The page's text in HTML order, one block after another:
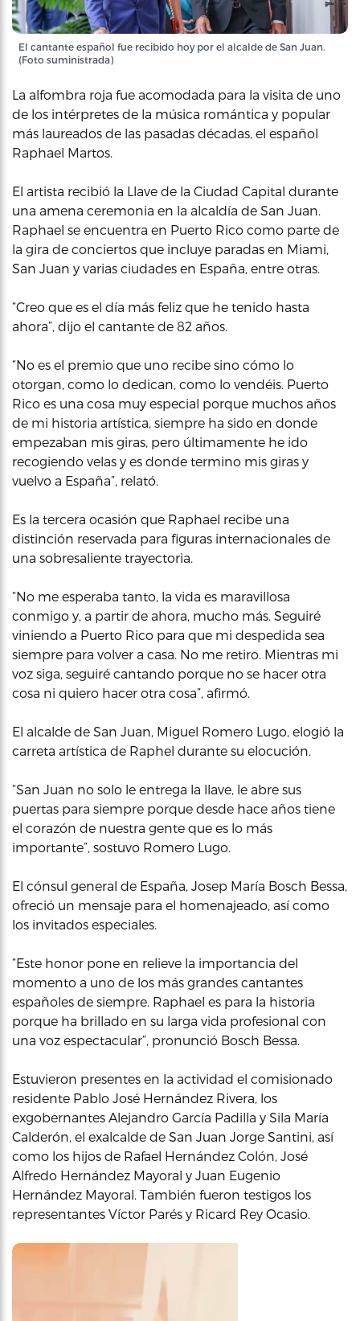
El cantante español fue recibido hoy por el alcalde de San Juan.
(Foto suministrada)
La alfombra roja fue acomodada para la visita de uno
de los intérpretes de la música romántica y popular
más laureados de las pasadas décadas, el español
Raphael Martos.
El artista recibió la Llave de la Ciudad Capital durante
una amena ceremonia en la alcaldía de San Juan.
Raphael se encuentra en Puerto Rico como parte de
la gira de conciertos que incluye paradas en Miami,
San Juan y varias ciudades en España, entre otras.
“Creo que es el día más feliz que he tenido hasta
ahora”, dijo el cantante de 82 años.
“No es el premio que uno recibe sino cómo lo
otorgan, como lo dedican, como lo vendéis. Puerto
Rico es una cosa muy especial porque muchos años
de mi historia artística, siempre ha sido en donde
empezaban mis giras, pero últimamente he ido
recogiendo velas y es donde termino mis giras y
vuelvo a España”, relató.
Es la tercera ocasión que Raphael recibe una
distinción reservada para figuras internacionales de
una sobresaliente trayectoria.
“No me esperaba tanto, la vida es maravillosa
conmigo y, a partir de ahora, mucho más. Seguiré
viniendo a Puerto Rico para que mi despedida sea
siempre para volver a casa. No me retiro. Mientras mi
voz siga, seguiré cantando porque no se hacer otra
cosa ni quiero hacer otra cosa”, afirmó.
El alcalde de San Juan, Miguel Romero Lugo, elogió la
carreta artística de Raphel durante su elocución.
“San Juan no solo le entrega la llave, le abre sus
puertas para siempre porque desde hace años tiene
el corazón de nuestra gente que es lo más
importante”, sostuvo Romero Lugo.
El cónsul general de España, Josep María Bosch Bessa,
ofreció un mensaje para el homenajeado, así como
los invitados especiales.
“Este honor pone en relieve la importancia del
momento a uno de los más grandes cantantes
españoles de siempre. Raphael es para la historia
porque ha brillado en su larga vida profesional con
una voz espectacular”, pronunció Bosch Bessa.
Estuvieron presentes en la actividad el comisionado
residente Pablo José Hernández Rivera, los
exgobernantes Alejandro García Padilla y Sila María
Calderón, el exalcalde de San Juan Jorge Santini, así
como los hijos de Rafael Hernández Colón, José
Alfredo Hernández Mayoral y Juan Eugenio
Hernández Mayoral. También fueron testigos los
representantes Víctor Parés y Ricard Rey Ocasio.